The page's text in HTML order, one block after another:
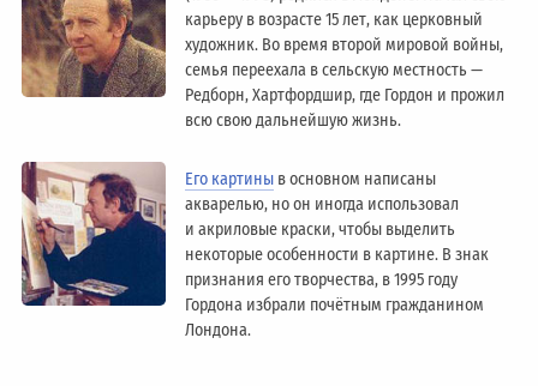
карьеру в возрасте 15 лет, как церковный
художник. Во время второй мировой войны,
семья переехала в сельскую местность —
Редборн, Хартфордшир, где Гордон и прожил
всю свою дальнейшую жизнь.
Его картины в основном написаны
акварелью, но он иногда использовал
и акриловые краски, чтобы выделить
некоторые особенности в картине. В знак
признания его творчества, в 1995 году
Гордона избрали почётным гражданином
Лондонa.